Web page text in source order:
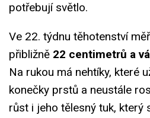
potřebují světlo.
Ve 22. týdnu těhotenství
přibližně 22 centimetrů a
Na rukou má nehtíky, které
konečky prstů a neustále
růst i jeho tělesný tuk, který